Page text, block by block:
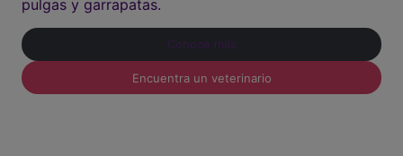
pulgas y garrapatas.
Conoce más
Encuentra un veterinario